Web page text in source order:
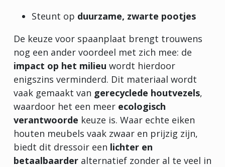
Steunt op duurzame, zwarte pootjes
De keuze voor spaanplaat brengt trouwens
nog een ander voordeel met zich mee: de
impact op het milieu wordt hierdoor
enigszins verminderd. Dit materiaal wordt
vaak gemaakt van gerecyclede houtvezels,
waardoor het een meer ecologisch
verantwoorde keuze is. Waar echte eiken
houten meubels vaak zwaar en prijzig zijn,
biedt dit dressoir een lichter en
betaalbaarder alternatief zonder al te veel in